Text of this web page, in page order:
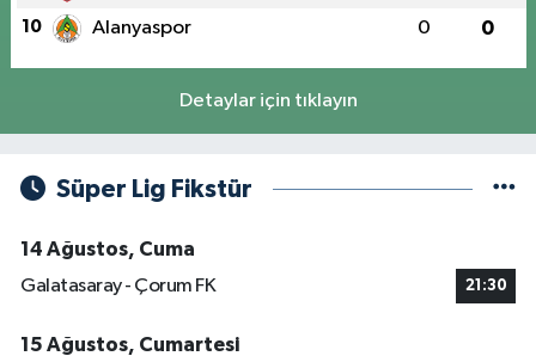
10 Alanyaspor 0 0
Detaylar için tıklayın
Süper Lig Fikstür
14 Ağustos, Cuma
Galatasaray - Çorum FK
21:30
15 Ağustos, Cumartesi